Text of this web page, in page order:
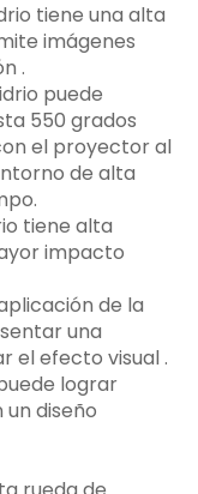
tiene una alta
imágenes
‌.
puede
550 grados
el proyector al
de alta
tiene alta
impacto
de la
una
el efecto visual ‌.
lograr
diseño